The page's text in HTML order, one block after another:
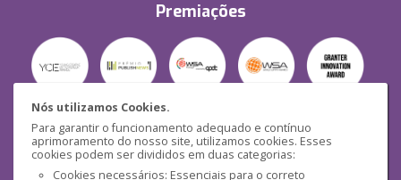
Nós utilizamos Cookies.
Para garantir o funcionamento adequado e contínuo
aprimoramento do nosso site, utilizamos cookies. Esses
cookies podem ser divididos em duas categorias:
Cookies necessários: Essenciais para o correto
Premiações
Segurança